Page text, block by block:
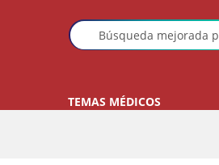
TEMAS MÉDICOS